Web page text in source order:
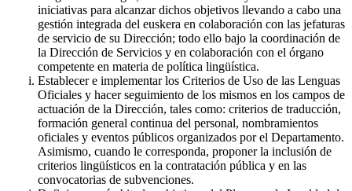
iniciativas para alcanzar dichos objetivos llevando a cabo una
gestión integrada del euskera en colaboración con las jefaturas
de servicio de su Dirección; todo ello bajo la coordinación de
la Dirección de Servicios y en colaboración con el órgano
competente en materia de política lingüística.
Establecer e implementar los Criterios de Uso de las Lenguas
Oficiales y hacer seguimiento de los mismos en los campos de
actuación de la Dirección, tales como: criterios de traducción,
formación general continua del personal, nombramientos
oficiales y eventos públicos organizados por el Departamento.
Asimismo, cuando le corresponda, proponer la inclusión de
criterios lingüísticos en la contratación pública y en las
convocatorias de subvenciones.